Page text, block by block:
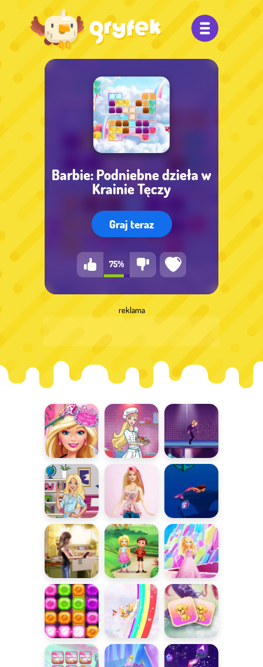
Barbie: Podniebne dzieła w
Krainie Tęczy
Graj teraz
75%
reklama
Fryzjerka
Barbie
Zostań
szefową
kuchni
Tajne Agentki
Barbie w
wymarzonym
domku
Upiększ
swoją ekipę
Delfiny z
Magicznej
Wyspy
Wyprawa po
skarb
Różnice w
Krainie
Długowłosych
Różnice z
Barbie
Rockowe
połączenia
Rollercoaster
Barbie
Połącz pary z
Barbie